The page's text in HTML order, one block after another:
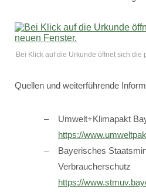
Bei Klick auf die Urkunde öffnet sich die
Quellen und weiterführende
Umwelt+Klimapakt
https://
Bayerisches
Verbraucherschutz
https://